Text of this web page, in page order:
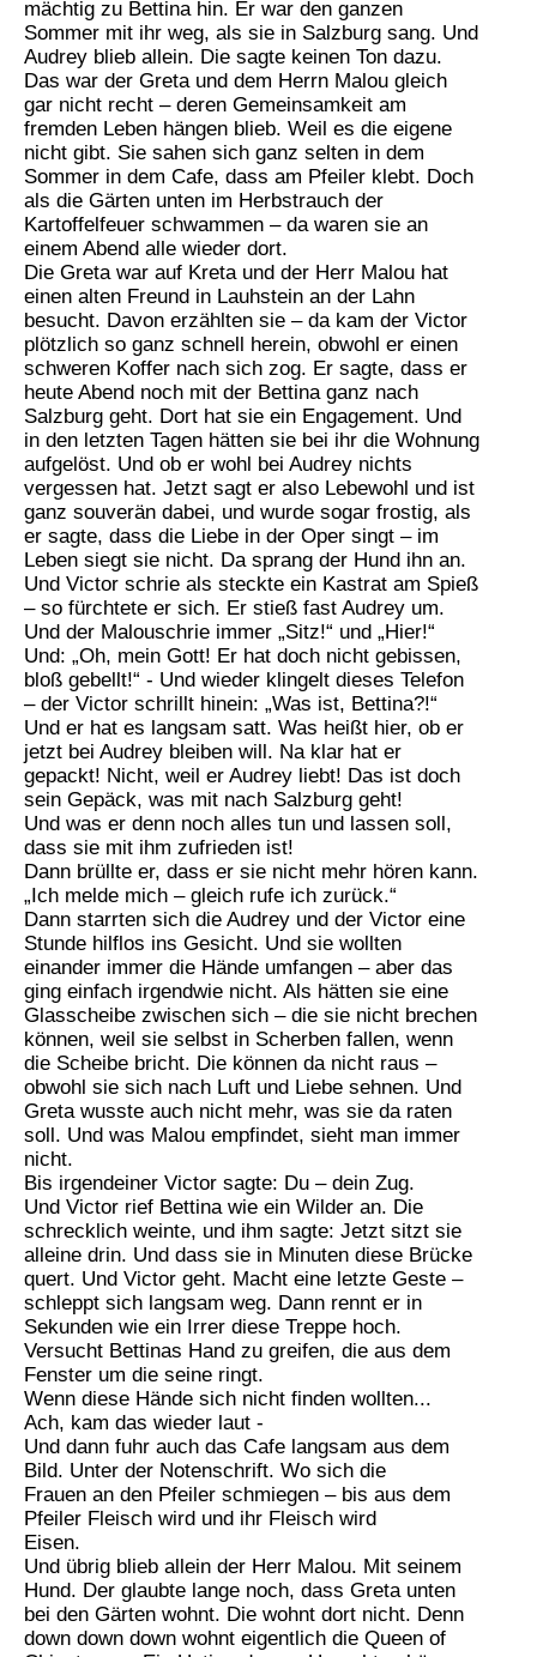
mächtig zu Bettina hin. Er war den ganzen
Sommer mit ihr weg, als sie in Salzburg sang. Und
Audrey blieb allein. Die sagte keinen Ton dazu.
Das war der Greta und dem Herrn Malou gleich
gar nicht recht – deren Gemeinsamkeit am
fremden Leben hängen blieb. Weil es die eigene
nicht gibt. Sie sahen sich ganz selten in dem
Sommer in dem Cafe, dass am Pfeiler klebt. Doch
als die Gärten unten im Herbstrauch der
Kartoffelfeuer schwammen – da waren sie an
einem Abend alle wieder dort.
Die Greta war auf Kreta und der Herr Malou hat
einen alten Freund in Lauhstein an der Lahn
besucht. Davon erzählten sie – da kam der Victor
plötzlich so ganz schnell herein, obwohl er einen
schweren Koffer nach sich zog. Er sagte, dass er
heute Abend noch mit der Bettina ganz nach
Salzburg geht. Dort hat sie ein Engagement. Und
in den letzten Tagen hätten sie bei ihr die Wohnung
aufgelöst. Und ob er wohl bei Audrey nichts
vergessen hat. Jetzt sagt er also Lebewohl und ist
ganz souverän dabei, und wurde sogar frostig, als
er sagte, dass die Liebe in der Oper singt – im
Leben siegt sie nicht. Da sprang der Hund ihn an.
Und Victor schrie als steckte ein Kastrat am Spieß
– so fürchtete er sich. Er stieß fast Audrey um.
Und der Malouschrie immer „Sitz!“ und „Hier!“
Und: „Oh, mein Gott! Er hat doch nicht gebissen,
bloß gebellt!“ - Und wieder klingelt dieses Telefon
– der Victor schrillt hinein: „Was ist, Bettina?!“
Und er hat es langsam satt. Was heißt hier, ob er
jetzt bei Audrey bleiben will. Na klar hat er
gepackt! Nicht, weil er Audrey liebt! Das ist doch
sein Gepäck, was mit nach Salzburg geht!
Und was er denn noch alles tun und lassen soll,
dass sie mit ihm zufrieden ist!
Dann brüllte er, dass er sie nicht mehr hören kann.
„Ich melde mich – gleich rufe ich zurück.“
Dann starrten sich die Audrey und der Victor eine
Stunde hilflos ins Gesicht. Und sie wollten
einander immer die Hände umfangen – aber das
ging einfach irgendwie nicht. Als hätten sie eine
Glasscheibe zwischen sich – die sie nicht brechen
können, weil sie selbst in Scherben fallen, wenn
die Scheibe bricht. Die können da nicht raus –
obwohl sie sich nach Luft und Liebe sehnen. Und
Greta wusste auch nicht mehr, was sie da raten
soll. Und was Malou empfindet, sieht man immer
nicht.
Bis irgendeiner Victor sagte: Du – dein Zug.
Und Victor rief Bettina wie ein Wilder an. Die
schrecklich weinte, und ihm sagte: Jetzt sitzt sie
alleine drin. Und dass sie in Minuten diese Brücke
quert. Und Victor geht. Macht eine letzte Geste –
schleppt sich langsam weg. Dann rennt er in
Sekunden wie ein Irrer diese Treppe hoch.
Versucht Bettinas Hand zu greifen, die aus dem
Fenster um die seine ringt.
Wenn diese Hände sich nicht finden wollten...
Ach, kam das wieder laut -
Und dann fuhr auch das Cafe langsam aus dem
Bild. Unter der Notenschrift. Wo sich die
Frauen an den Pfeiler schmiegen – bis aus dem
Pfeiler Fleisch wird und ihr Fleisch wird
Eisen.
Und übrig blieb allein der Herr Malou. Mit seinem
Hund. Der glaubte lange noch, dass Greta unten
bei den Gärten wohnt. Die wohnt dort nicht. Denn
down down down wohnt eigentlich die Queen of